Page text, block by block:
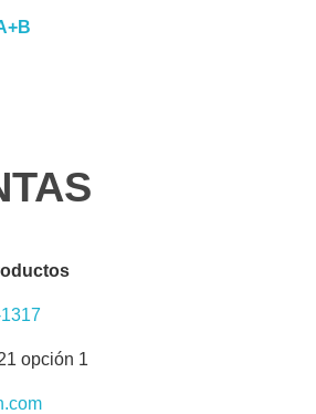
opción 1